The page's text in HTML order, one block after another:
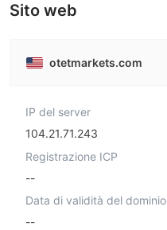
Sito web
otetmarkets.com
IP del server
104.21.71.243
Registrazione ICP
--
Data di validità del dominio
--